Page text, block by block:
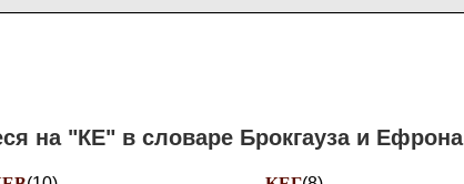
на "КЕ" в словаре Брокгауза и Ефрона